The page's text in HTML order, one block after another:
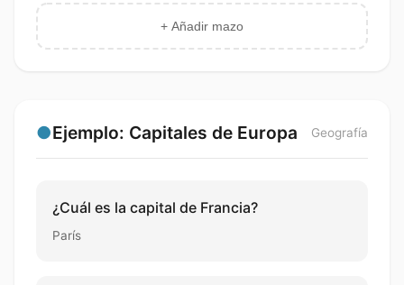
+ Añadir mazo
●Ejemplo: Capitales de Europa Geografía
¿Cuál es la capital de Francia?
París